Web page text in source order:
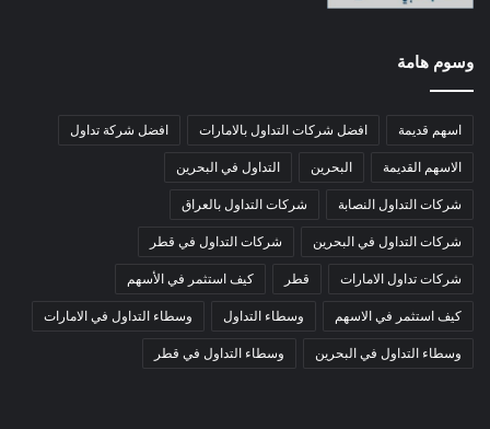
وسوم هامة
اسهم قديمة افضل شركات التداول بالامارات افضل شركة تداول
الاسهم القديمة البحرين التداول في البحرين
شركات التداول النصابة شركات التداول بالعراق
شركات التداول في البحرين شركات التداول في قطر
شركات تداول الامارات قطر كيف استثمر في الأسهم
كيف استثمر في الاسهم وسطاء التداول وسطاء التداول في الامارات
وسطاء التداول في البحرين وسطاء التداول في قطر